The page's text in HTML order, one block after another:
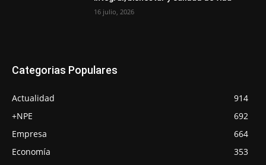
16 julio, 2026
Categorias Populares
Actualidad
914
+NPE
692
Empresa
664
Economía
353